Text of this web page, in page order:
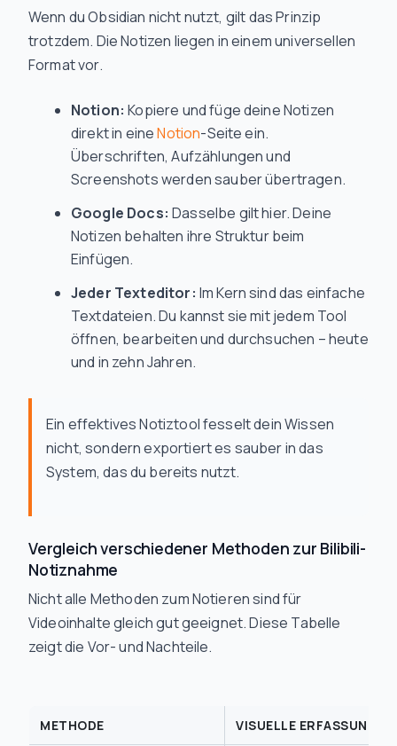
Wenn du Obsidian nicht nutzt, gilt das Prinzip
trotzdem. Die Notizen liegen in einem universellen
Format vor.
Notion: Kopiere und füge deine Notizen
direkt in eineNotion-Seite ein.
Überschriften, Aufzählungen und
Screenshots werden sauber übertragen.
Google Docs: Dasselbe gilt hier. Deine
Notizen behalten ihre Struktur beim
Einfügen.
Jeder Texteditor: Im Kern sind das einfache
Textdateien. Du kannst sie mit jedem Tool
öffnen, bearbeiten und durchsuchen – heute
und in zehn Jahren.
Ein effektives Notiztool fesselt dein Wissen
nicht, sondern exportiert es sauber in das
System, das du bereits nutzt.
Vergleich verschiedener Methoden zur Bilibili-
Notiznahme
Nicht alle Methoden zum Notieren sind für
Videoinhalte gleich gut geeignet. Diese Tabelle
zeigt die Vor- und Nachteile.
METHODE VISUELLE ERFASSUNG